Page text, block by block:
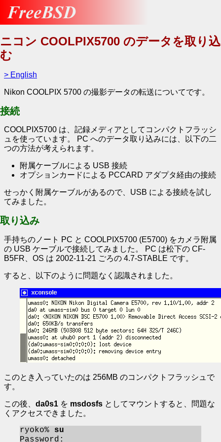
ニコン COOLPIX5700 のデータを取り込
む
> English
Nikon COOLPIX 5700 の撮影データの転送についてです。
接続
COOLPIX5700 は、記録メディアとしてコンパクトフラッシ
ュを使っています。 PC へのデータ取り込みには、以下の二
つの方法が考えられます。
附属ケーブルによる USB 接続
オプションカードによる PCCARD アダプタ経由の接続
せっかく附属ケーブルがあるので、USB による接続を試し
てみました。
取り込み
手持ちのノート PC と COOLPIX5700 (E5700) をカメラ附属
の USB ケーブルで接続してみました。 PC は松下の CF-
B5FR、OS は 2002-11-21 ごろの 4.7-STABLE です。
すると、以下のように問題なく認識されました。
このとき入っていたのは 256MB のコンパクトフラッシュで
す。
この後、 da0s1 を msdosfs としてマウントすると、問題な
くアクセスできました。
ryoko% su
Password: